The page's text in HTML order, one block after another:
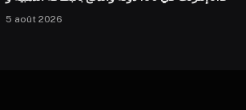
5 août 2026